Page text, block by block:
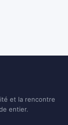
et la rencontre
entier.